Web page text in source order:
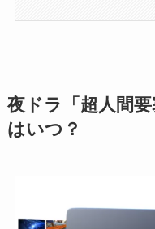
夜ドラ「超人間
はいつ？